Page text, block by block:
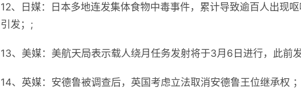
12、日媒：日本多地连发集体食物中毒事件，累计导致逾百人出现
引发；;
13、美媒：美航天局表示载人绕月任务发射将于3月6日进行，此前
14、英媒：安德鲁被调查后，英国考虑立法取消安德鲁王位继承权